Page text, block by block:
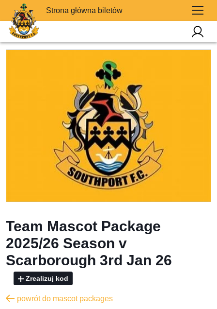
Strona główna biletów
Team Mascot Package
2025/26 Season v
Scarborough 3rd Jan 26
Zrealizuj kod
powrót do mascot packages